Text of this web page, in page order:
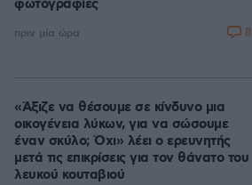
φωτογραφίες
πριν μία ώρα 8
«Άξιζε να θέσουμε σε κίνδυνο μια
οικογένεια λύκων, για να σώσουμε
έναν σκύλο; Όχι» λέει ο ερευνητής
μετά τις επικρίσεις για τον θάνατο του
λευκού κουταβιού